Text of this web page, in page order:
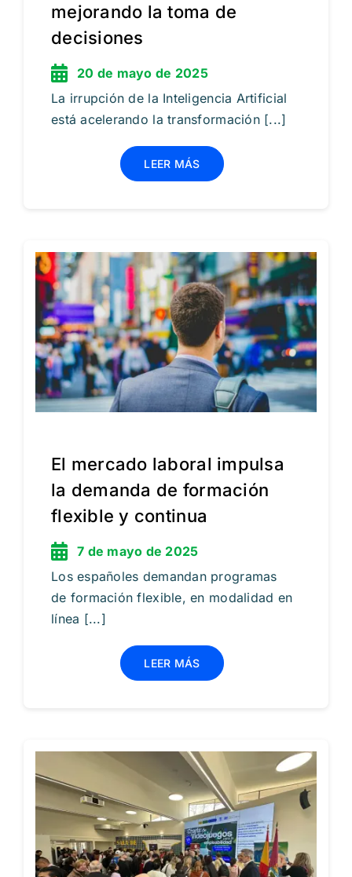
mejorando la toma de
decisiones
20 de mayo de 2025
La irrupción de la Inteligencia Artificial
está acelerando la transformación [...]
LEER MÁS
El mercado laboral impulsa
la demanda de formación
flexible y continua
7 de mayo de 2025
Los españoles demandan programas
de formación flexible, en modalidad en
línea [...]
LEER MÁS